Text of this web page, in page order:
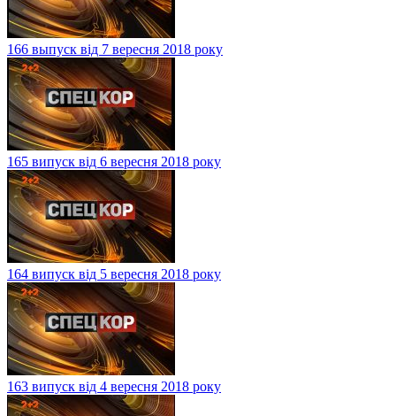
166 выпуск від 7 вересня 2018 року
165 випуск від 6 вересня 2018 року
164 випуск від 5 вересня 2018 року
163 випуск від 4 вересня 2018 року